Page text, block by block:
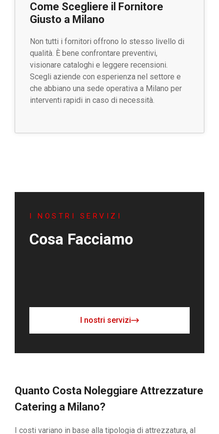
Come Scegliere il Fornitore
Giusto a Milano
Non tutti i fornitori offrono lo stesso livello di
qualità. È bene confrontare preventivi,
visionare cataloghi e leggere recensioni.
Scegli aziende con esperienza nel settore e
che abbiano una sede operativa a Milano per
interventi rapidi in caso di necessità.
I NOSTRI SERVIZI
Cosa Facciamo
I nostri servizi
Quanto Costa Noleggiare Attrezzature
Catering a Milano?
I costi variano in base alla tipologia di attrezzatura, al